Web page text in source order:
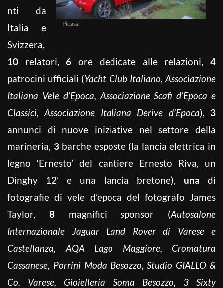
Picasa
nti da
Italia e
Svizzera,
10 relatori,6 ore dedicate alle relazioni,4
patrocini ufficiali (Yacht Club Italiano, Associazione
Italiana Vele d’Epoca, Associazione Scafi d’Epoca e
Classici, Associazione Italiana Derive d’Epoca), 3
annunci di nuove iniziative nel settore della
marineria, 3barche esposte (la lancia elettrica in
legno ‘Ernesto’ del cantiere Ernesto Riva, un
Dinghy 12’ e una lancia bretone), una di
fotografie di vele d’epoca del fotografo James
Taylor, 8magnifici sponsor (Autosalone
Internazionale Jaguar Land Rover di Varese e
Castellanza, AQA Lago Maggiore, Cromatura
Cassanese, Porrini Moda Besozzo, Studio GIALLO &
Co. Varese, Gioielleria Soma Besozzo, 3 Sixty